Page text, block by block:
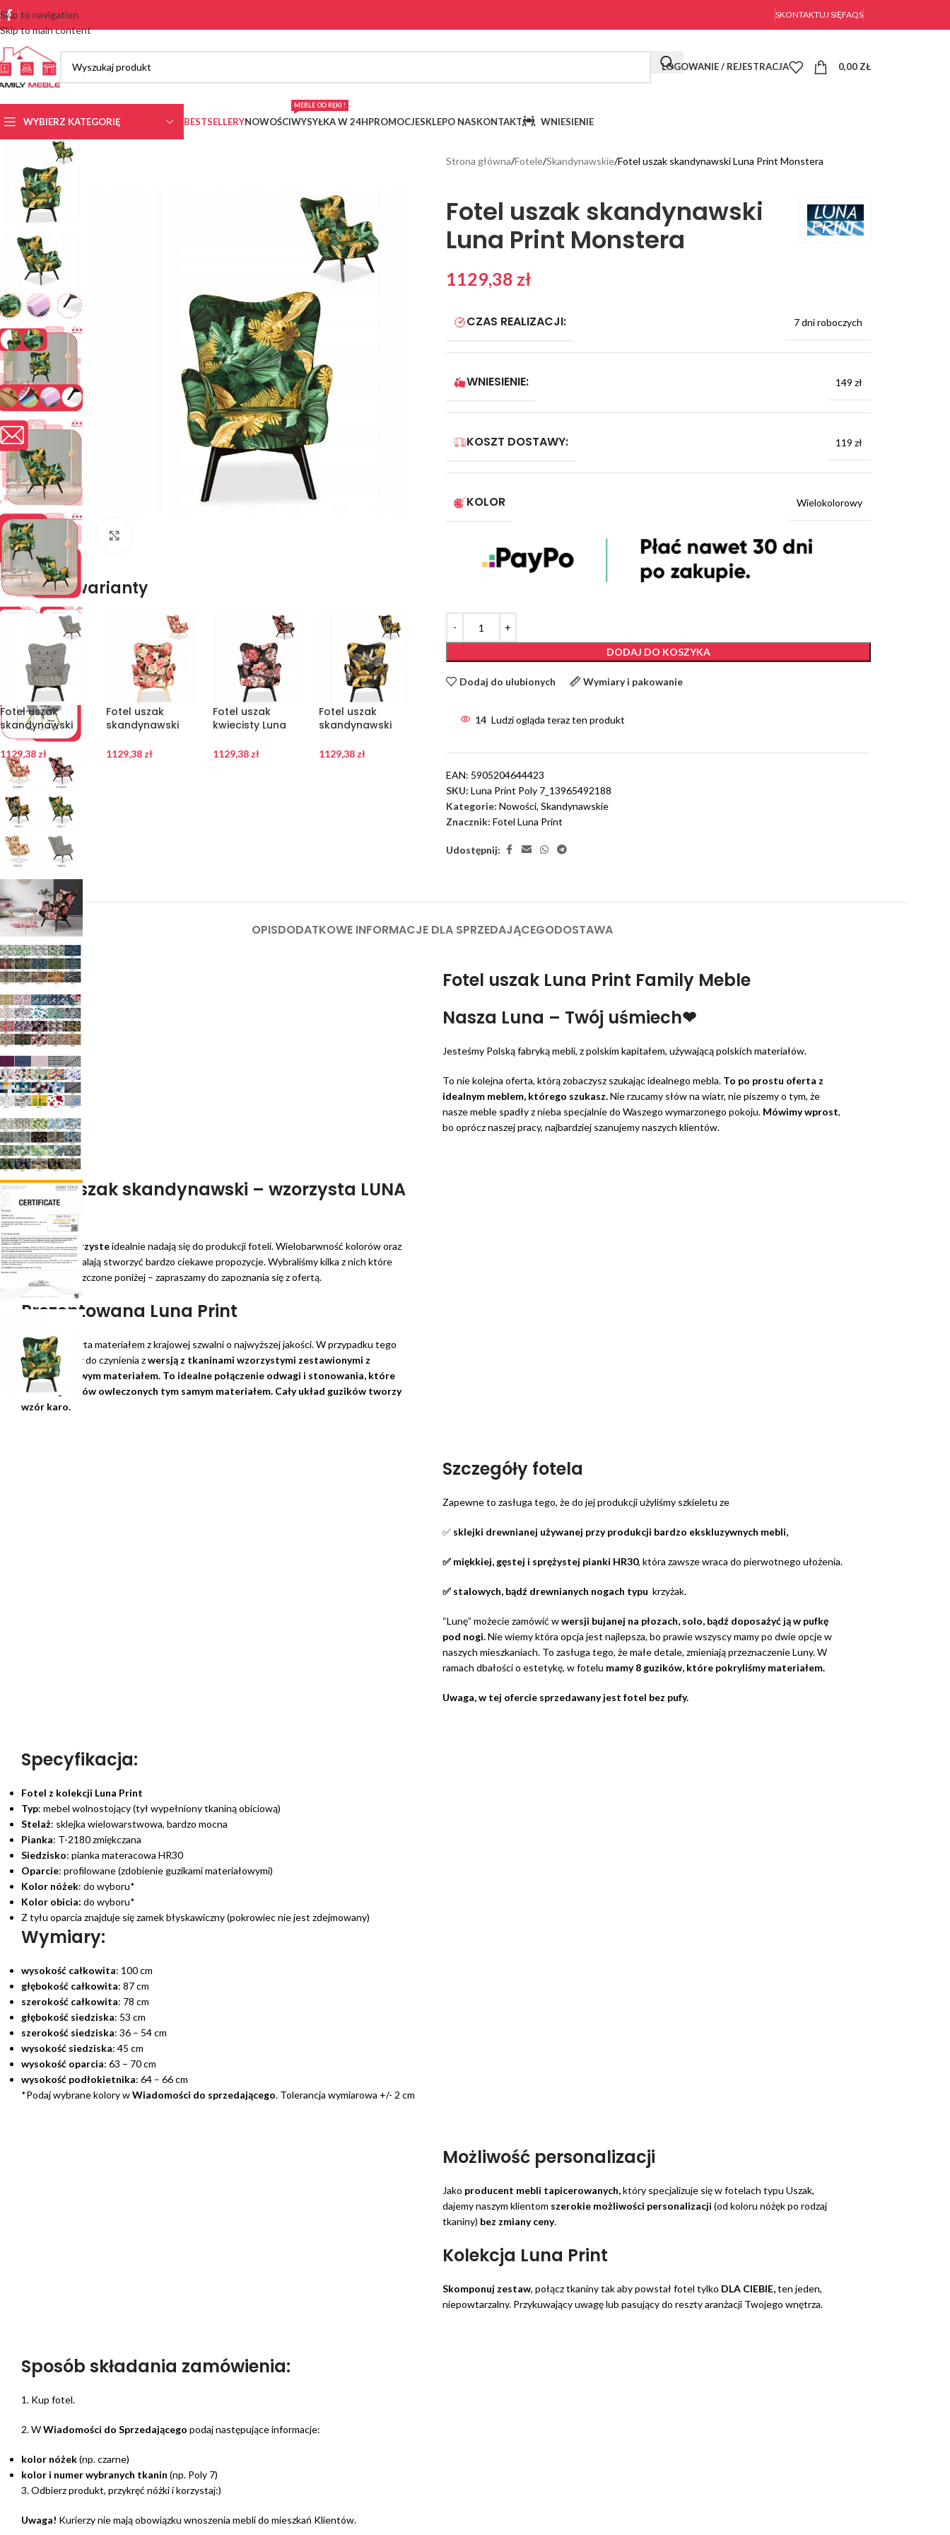
Skip to navigation
Skip to main content
SKONTAKTUJ SIĘFAQS
LOGOWANIE / REJESTRACJA 0,00 ZŁ
WYBIERZ KATEGORIĘ BESTSELLERYNOWOŚCIWYSYŁKA W 24H
MEBLE OD RĘKI !
PROMOCJESKLEPO NASKONTAKT WNIESIENIE
warianty
Fotel uszak
skandynawski
Luna Print Pepitka
3D
1129,38zł
Fotel uszak
skandynawski
kwiatowy wzór
1129,38zł
Fotel uszak
kwiecisty Luna
Family
1129,38zł
Fotel uszak
skandynawski
czarny
1129,38zł
skandynawski
kwiaty
1129,38zł
Strona główna Fotele Skandynawskie Fotel uszak skandynawski Luna Print Monstera
Fotel uszak skandynawski
Luna Print Monstera
1129,38 zł
CZAS REALIZACJI: 7 dni roboczych
WNIESIENIE: 149 zł
KOSZT DOSTAWY: 119 zł
KOLOR Wielokolorowy
DODAJ DO KOSZYKA
Dodaj do ulubionych Wymiary i pakowanie
14 Ludzi ogląda teraz ten produkt
EAN: 5905204644423
SKU: Luna Print Poly 7_13965492188
Kategorie: Nowości, Skandynawskie
Znacznik: Fotel Luna Print
Udostępnij:
OPISDODATKOWE INFORMACJE DLA SPRZEDAJĄCEGODOSTAWA
Fotel uszak Luna Print Family Meble
Nasza Luna – Twój uśmiech❤
Jesteśmy Polską fabryką mebli, z polskim kapitałem, używającą polskich materiałów.
To nie kolejna oferta, którą zobaczysz szukając idealnego mebla. To po prostu oferta z
idealnym meblem, którego szukasz.Nie rzucamy słów na wiatr, nie piszemy o tym, że
nasze meble spadły z nieba specjalnie do Waszego wymarzonego pokoju. Mówimy wprost,
bo oprócz naszej pracy, najbardziej szanujemy naszych klientów.
Fotel uszak skandynawski – wzorzysta LUNA
PRINT
Tkaniny wzorzysteidealnie nadają się do produkcji foteli. Wielobarwność kolorów oraz
motywy pozwalają stworzyć bardzo ciekawe propozycje. Wybraliśmy kilka z nich które
zostały umieszczone poniżej – zapraszamy do zapoznania się z ofertą.
Prezentowana Luna Print
Została obszyta materiałem z krajowej szwalni o najwyższej jakości. W przypadku tego
modelu, mamy do czynienia zwersją z tkaninami wzorzystymi zestawionymi z
jednokolorowym materiałem. To idealne połączenie odwagi i stonowania, które
zdobi 8 guzików owleczonych tym samym materiałem. Cały układ guzików tworzy
wzór karo.
Szczegóły fotela
Zapewne to zasługa tego, że do jej produkcji użyliśmy szkieletu ze
✅ sklejki drewnianej używanej przy produkcji bardzo ekskluzywnych mebli,
✅ miękkiej, gęstej i sprężystej pianki HR30, która zawsze wraca do pierwotnego ułożenia.
✅ stalowych, bądź drewnianych nogach typu krzyżak.
“Lunę” możecie zamówić wwersji bujanej na płozach, solo, bądź doposażyć ją w pufkę
pod nogi.Nie wiemy która opcja jest najlepsza, bo prawie wszyscy mamy po dwie opcje w
naszych mieszkaniach. To zasługa tego, że małe detale, zmieniają przeznaczenie Luny. W
ramach dbałości o estetykę, w fotelu mamy 8 guzików, które pokryliśmy materiałem.
Uwaga, w tej ofercie sprzedawany jest fotel bez pufy.
Specyfikacja:
Fotel z kolekcji Luna Print
Typ: mebel wolnostojący (tył wypełniony tkaniną obiciową)
Stelaż: sklejka wielowarstwowa, bardzo mocna
Pianka: T-2180 zmiękczana
Siedzisko: pianka materacowa HR30
Oparcie: profilowane (zdobienie guzikami materiałowymi)
Kolor nóżek: do wyboru*
Kolor obicia: do wyboru*
Z tyłu oparcia znajduje się zamek błyskawiczny (pokrowiec nie jest zdejmowany)
Wymiary:
wysokość całkowita: 100 cm
głębokość całkowita: 87 cm
szerokość całkowita: 78 cm
głębokość siedziska: 53 cm
szerokość siedziska: 36 – 54 cm
wysokość siedziska: 45 cm
wysokość oparcia: 63 – 70 cm
wysokość podłokietnika: 64 – 66 cm
*Podaj wybrane kolory wWiadomości do sprzedającego. Tolerancja wymiarowa +/- 2 cm
Możliwość personalizacji
Jako producent mebli tapicerowanych,który specjalizuje się w fotelach typu Uszak,
dajemy naszym klientom szerokie możliwości personalizacji (od koloru nóżęk po rodzaj
tkaniny) bez zmiany ceny.
Kolekcja Luna Print
Skomponuj zestaw, połącz tkaniny tak aby powstał fotel tylko DLA CIEBIE,ten jeden,
niepowtarzalny. Przykuwający uwagę lub pasujący do reszty aranżacji Twojego wnętrza.
Sposób składania zamówienia:
Wiadomości do Sprzedającego